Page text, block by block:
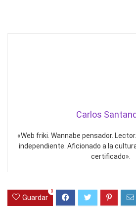
Carlos
«Web friki. Wannabe pensador.
independiente. Aficionado a la
certificado».
Guardar
0